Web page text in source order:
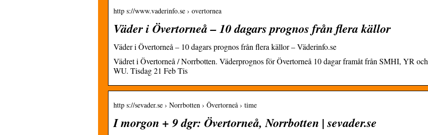
http s://www.vaderinfo.se › overtornea
Väder i Övertorneå – 10 dagars prognos från flera källor
Väder i Övertorneå – 10 dagars prognos från flera källor – Väderinfo.se
Vädret i Övertorneå / Norrbotten. Väderprognos för Övertorneå 10 dagar framåt från SMHI, YR och
WU. Tisdag 21 Feb Tis
http s://sevader.se › Norrbotten › Övertorneå › time
I morgon + 9 dgr: Övertorneå, Norrbotten | sevader.se